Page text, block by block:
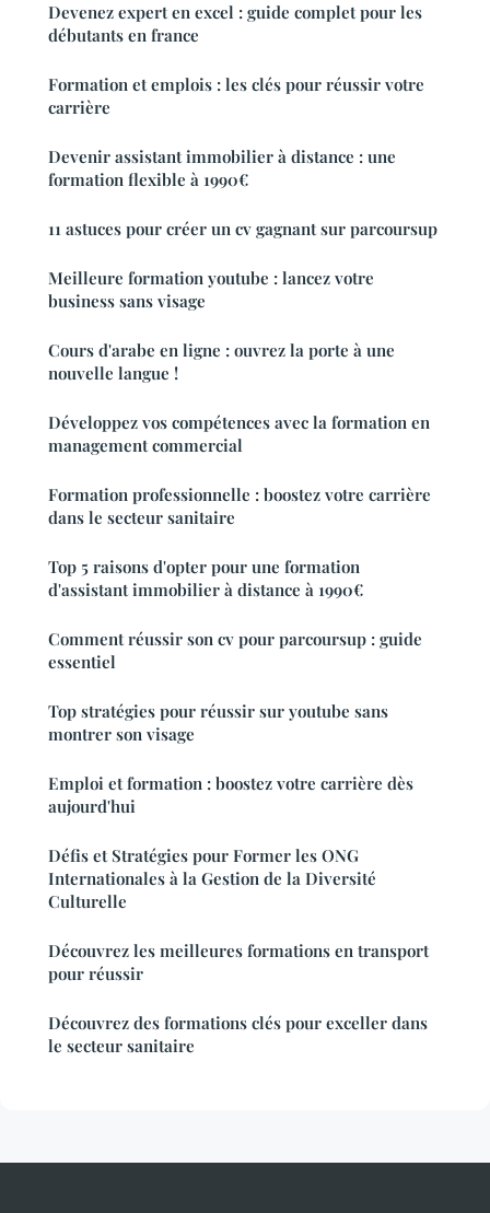
Devenez expert en excel : guide complet pour les
débutants en france
Formation et emplois : les clés pour réussir votre
carrière
Devenir assistant immobilier à distance : une
formation flexible à 1990€
11 astuces pour créer un cv gagnant sur parcoursup
Meilleure formation youtube : lancez votre
business sans visage
Cours d'arabe en ligne : ouvrez la porte à une
nouvelle langue !
Développez vos compétences avec la formation en
management commercial
Formation professionnelle : boostez votre carrière
dans le secteur sanitaire
Top 5 raisons d'opter pour une formation
d'assistant immobilier à distance à 1990€
Comment réussir son cv pour parcoursup : guide
essentiel
Top stratégies pour réussir sur youtube sans
montrer son visage
Emploi et formation : boostez votre carrière dès
aujourd'hui
Défis et Stratégies pour Former les ONG
Internationales à la Gestion de la Diversité
Culturelle
Découvrez les meilleures formations en transport
pour réussir
Découvrez des formations clés pour exceller dans
le secteur sanitaire